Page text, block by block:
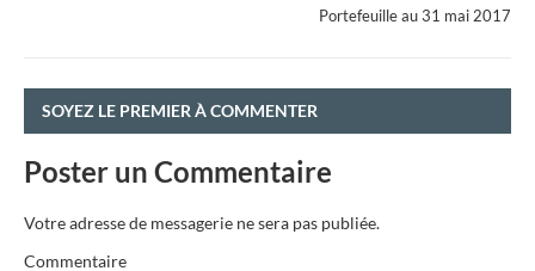
Portefeuille au 31 mai 2017
SOYEZ LE PREMIER À COMMENTER
Poster un Commentaire
Votre adresse de messagerie ne sera pas publiée.
Commentaire